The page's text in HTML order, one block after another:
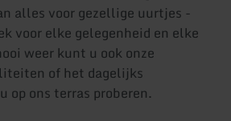
alles voor gezellige uurtjes -
voor elke gelegenheid en elke
weer kunt u ook onze
of het dagelijks
op ons terras proberen.